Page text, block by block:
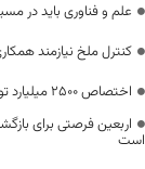
علم و فناوری باید در
کنترل ملخ نیازمند
اختصاص 2500 میلیارد تومان برای توسعه راه‌های دوبانده خراسان جنوبی
اربعین فرصتی برای
است